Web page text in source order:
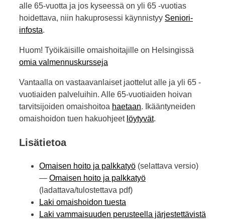
alle 65-vuotta ja jos kyseessä on yli 65 -vuotias
hoidettava, niin hakuprosessi käynnistyy Seniori-
infosta.
Huom! Työikäisille omaishoitajille on Helsingissä
omia valmennuskursseja
Vantaalla on vastaavanlaiset jaottelut alle ja yli 65 -
vuotiaiden palveluihin. Alle 65-vuotiaiden hoivan
tarvitsijoiden omaishoitoa haetaan. Ikääntyneiden
omaishoidon tuen hakuohjeet löytyvät.
Lisätietoa
Omaisen hoito ja palkkatyö (selattava versio)
— Omaisen hoito ja palkkatyö
(ladattava/tulostettava pdf)
Laki omaishoidon tuesta
Laki vammaisuuden perusteella järjestettävistä